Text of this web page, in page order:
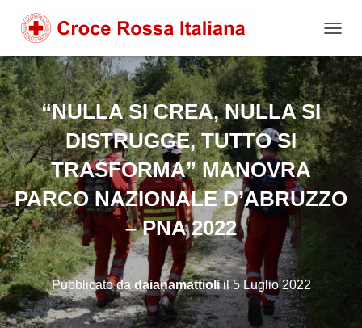
“NULLA SI CREA, NULLA SI
DISTRUGGE, TUTTO SI
TRASFORMA” MANOVRA
PARCO NAZIONALE D’ABRUZZO
– PNA 2022
Pubblicato dadaianamattioliil5 Luglio 2022